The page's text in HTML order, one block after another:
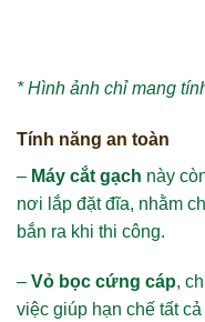
* Hình ảnh chỉ mang
Tính năng an toàn
– Máy cắt gạch này
nơi lắp đặt đĩa, nhằm
bắn ra khi thi công.
– Vỏ bọc cứng cáp,
việc giúp hạn chế tất